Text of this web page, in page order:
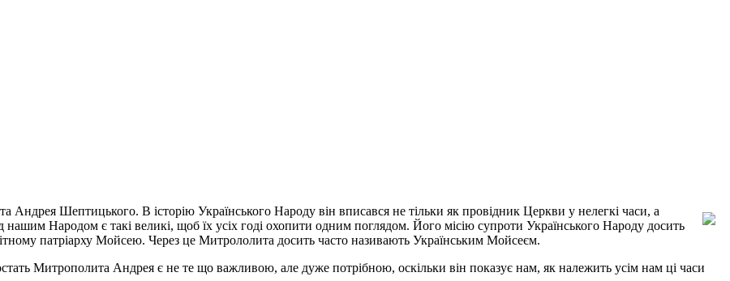
Шептицького. В історію Українського Народу він вписався не тільки як провідник Церкви у нелегкі часи, а
Народом є такі великі, щоб їх усіх годі охопити одним поглядом. Його місію супроти Українського Народу досить
патріарху Мойсею. Через це Митрололита досить часто називають Українським Мойсеєм.
Митрополита Андрея є не те що важливою, але дуже потрібною, оскільки він показує нам, як належить усім нам ці часи